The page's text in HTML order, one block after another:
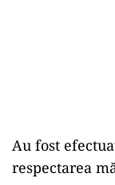
Au fost
respectarea